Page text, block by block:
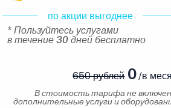
по акции выгоднее
* Пользуйтесь услугами
в течение 30 дней бесплатно
650 рублей0/в
В стоимость тарифа не
дополнительные услуги и